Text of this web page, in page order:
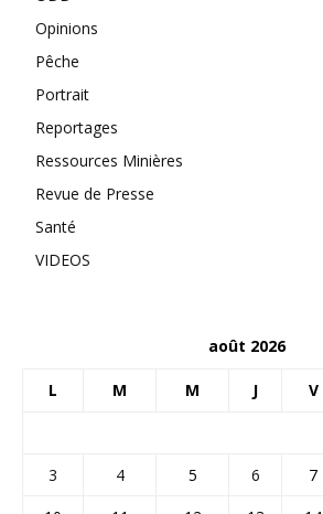
Opinions
Pêche
Portrait
Reportages
Ressources Minières
Revue de Presse
Santé
VIDEOS
août 2026
L M M J V
3
4 5 6 7